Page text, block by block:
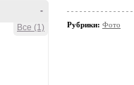
-
Все (1)
Рубрики: Фото